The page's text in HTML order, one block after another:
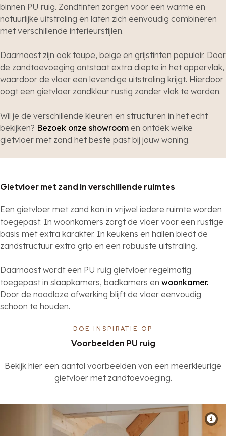
binnen PU ruig. Zandtinten zorgen voor een warme en
natuurlijke uitstraling en laten zich eenvoudig combineren
met verschillende interieurstijlen.
Daarnaast zijn ook taupe, beige en grijstinten populair. Door
de zandtoevoeging ontstaat extra diepte in het oppervlak,
waardoor de vloer een levendige uitstraling krijgt. Hierdoor
oogt een gietvloer zandkleur rustig zonder vlak te worden.
Wil je de verschillende kleuren en structuren in het echt
bekijken? Bezoek onze showroom en ontdek welke
gietvloer met zand het beste past bij jouw woning.
Gietvloer met zand in verschillende ruimtes
Een gietvloer met zand kan in vrijwel iedere ruimte worden
toegepast. In woonkamers zorgt de vloer voor een rustige
basis met extra karakter. In keukens en hallen biedt de
zandstructuur extra grip en een robuuste uitstraling.
Daarnaast wordt een PU ruig gietvloer regelmatig
toegepast in slaapkamers, badkamers en woonkamer.
Door de naadloze afwerking blijft de vloer eenvoudig
schoon te houden.
DOE INSPIRATIE OP
Voorbeelden PU ruig
Bekijk hier een aantal voorbeelden van een meerkleurige
gietvloer met zandtoevoeging.